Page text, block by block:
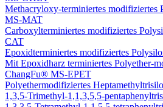
Methacryloxy-terminiertes modifiziertes
MS-MAT
Carboxylterminiertes modifiziertes
CAT
Epoxidterminiertes modifiziertes
Mit Epoxidharz terminiertes Polyether-
ChangFu® MS-EPET
Polyethermodifiziertes
1,3,5-Trimethyl-1,1,3,5,5-